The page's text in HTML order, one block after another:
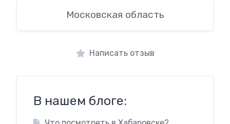
Московская область
Написать отзыв
В нашем блоге: